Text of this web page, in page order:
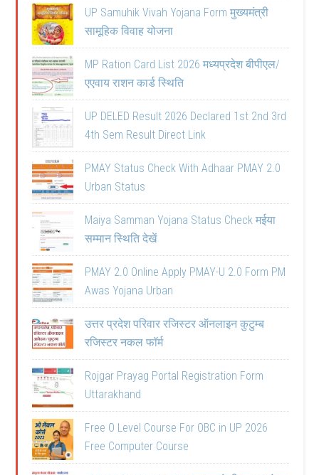
UP Samuhik Vivah Yojana Form मुख्यमंत्री
सामूहिक विवाह योजना
MP Ration Card List 2026 मध्यप्रदेश बीपीएल/
एएवाय राशन कार्ड स्थिति
UP DELED Result 2026 Declared 1st 2nd 3rd
4th Sem Result Direct Link
PMAY Status Check With Adhaar PMAY 2.0
Urban Status
Maiya Samman Yojana Status Check मईया
सम्मान स्थिति देखें
PMAY 2.0 Online Apply PMAY-U 2.0 Form PM
Awas Yojana Urban
उत्तर प्रदेश परिवार रजिस्टर ऑनलाइन कुटुम्ब
रजिस्टर नकल फॉर्म
Rojgar Prayag Portal Registration Form
Uttarakhand
Free O Level Course For OBC in UP 2026
Free Computer Course